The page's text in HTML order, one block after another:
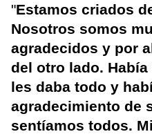
"Estamos criados
Nosotros somos
agradecidos y por
del otro lado.
les daba todo y
agradecimiento de
sentíamos todos.